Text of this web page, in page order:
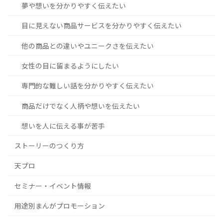
夢や想いを分かりやすく伝えたい
目に見えない商品サービスを分かりやすく伝えたい
他の商品との違いやユニークさを伝えたい
女性の目に留まるようにしたい
専門的な難しい話を分かりやすく伝えたい
商品だけでなく人柄や想いを伝えたい
想いを人に伝える事が苦手
ストーリーのつくり方
天プロ
セミナー・イベント情報
用途別まんがプロモーション